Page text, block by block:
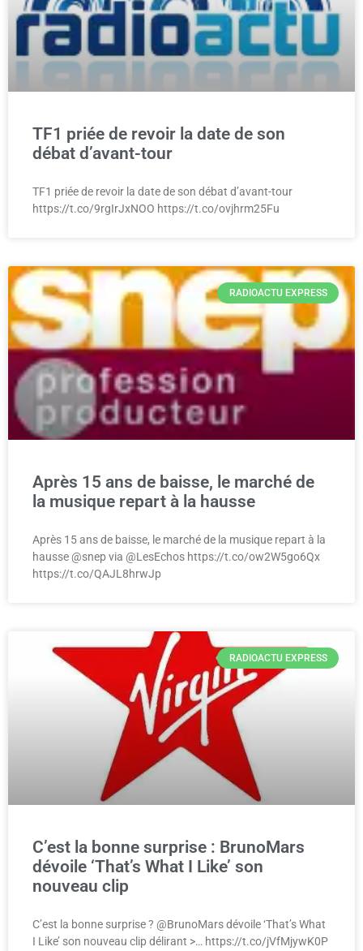
TF1 priée de revoir la date de son
débat d’avant-tour
TF1 priée de revoir la date de son débat d’avant-tour
https://t.co/9rgIrJxNOO https://t.co/ovjhrm25Fu
RADIOACTU EXPRESS
Après 15 ans de baisse, le marché de
la musique repart à la hausse
Après 15 ans de baisse, le marché de la musique repart à la
hausse @snep via @LesEchos https://t.co/ow2W5go6Qx
https://t.co/QAJL8hrwJp
RADIOACTU EXPRESS
C’est la bonne surprise : BrunoMars
dévoile ‘That’s What I Like’ son
nouveau clip
C’est la bonne surprise ? @BrunoMars dévoile ‘That’s What
I Like’ son nouveau clip délirant >… https://t.co/jVfMjywK0P